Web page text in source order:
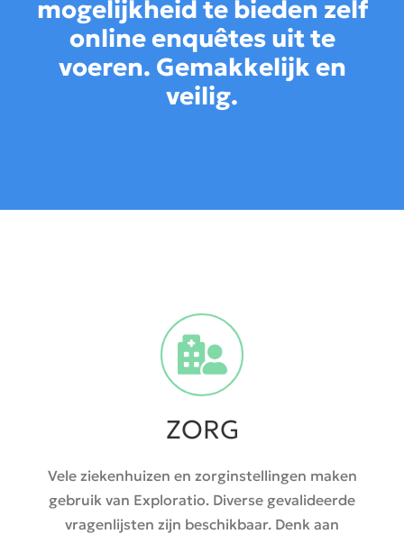
mogelijkheid te bieden zelf
online enquêtes uit te
voeren. Gemakkelijk en
veilig.
ZORG
Vele ziekenhuizen en zorginstellingen maken
gebruik van Exploratio. Diverse gevalideerde
vragenlijsten zijn beschikbaar. Denk aan